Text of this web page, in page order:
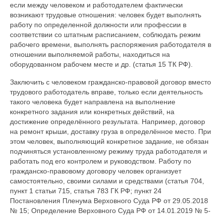
если между человеком и работодателем фактически
возникают трудовые отношения: человек будет выполнять
работу по определенной должности или профессии в
соответствии со штатным расписанием, соблюдать режим
рабочего времени, выполнять распоряжения работодателя в
отношении выполняемой работы, находиться на
оборудованном рабочем месте и др. (статья 15 ТК РФ).
Заключить с человеком гражданско-правовой договор вместо
трудового работодатель вправе, только если деятельность
такого человека будет направлена на выполнение
конкретного задания или конкретных действий, на
достижение определённого результата. Например, договор
на ремонт крыши, доставку груза в определённое место. При
этом человек, выполняющий конкретное задание, не обязан
подчиняться установленному режиму труда работодателя и
работать под его контролем и руководством. Работу по
гражданско-правовому договору человек организует
самостоятельно, своими силами и средствами (статья 704,
пункт 1 статьи 715, статья 783 ГК РФ; пункт 24
Постановления Пленума Верховного Суда РФ от 29.05.2018
№ 15; Определение Верховного Суда РФ от 14.01.2019 № 5-